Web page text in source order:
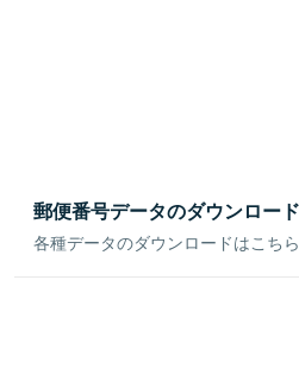
郵便番号データのダウンロード
各種データのダウンロードはこち